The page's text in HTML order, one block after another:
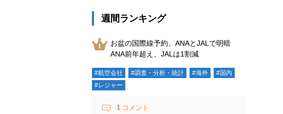
週間ランキング
お盆の国際線予約、ANAとJALで明暗
ANA前年超え、JALは1割減
#航空会社 #調査・分析・統計 #海外
#国内
#レジャー
1 コメント